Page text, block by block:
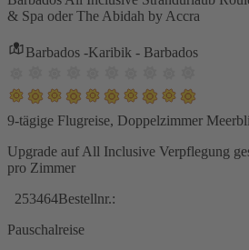
& Spa oder The Abidah by Accra
Barbados -Karibik - Barbados
9-tägige Flugreise, Doppelzimmer
Upgrade auf All Inclusive Verpflegung
pro Zimmer
253464Bestellnr.:
Pauschalreise